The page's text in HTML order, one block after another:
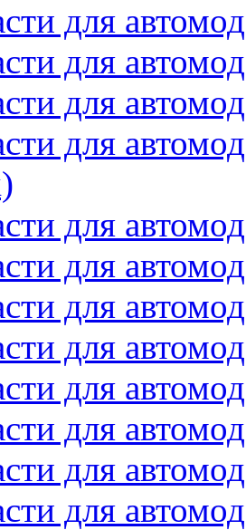
для
для
для
для
для
для
для
для
для
для
для
для